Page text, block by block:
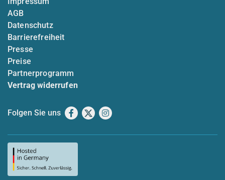
AGB
Datenschutz
Barrierefreiheit
Presse
Preise
Partnerprogramm
Vertrag widerrufen
Folgen Sie uns Facebook
X Instagram